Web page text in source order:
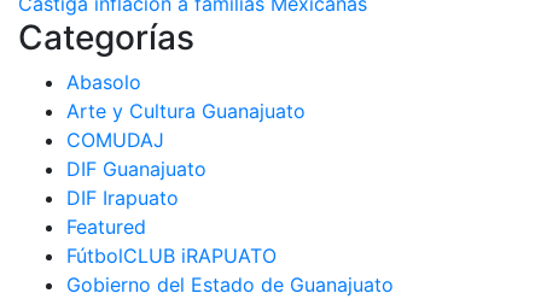
de
entradas
Categorías
Abasolo
Arte y Cultura Guanajuato
COMUDAJ
DIF Guanajuato
DIF Irapuato
Featured
FútbolCLUB iRAPUATO
Gobierno del Estado de Guanajuato